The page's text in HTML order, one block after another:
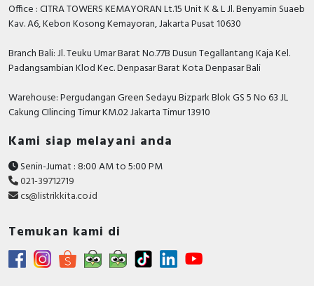
Office : CITRA TOWERS KEMAYORAN Lt.15 Unit K & L Jl. Benyamin Suaeb
Kav. A6, Kebon Kosong Kemayoran, Jakarta Pusat 10630
Branch Bali: Jl. Teuku Umar Barat No.77B Dusun Tegallantang Kaja Kel.
Padangsambian Klod Kec. Denpasar Barat Kota Denpasar Bali
Warehouse: Pergudangan Green Sedayu Bizpark Blok GS 5 No 63 JL
Cakung CIlincing Timur KM.02 Jakarta Timur 13910
Kami siap melayani anda
Senin-Jumat : 8:00 AM to 5:00 PM
021-39712719
cs@listrikkita.co.id
Temukan kami di